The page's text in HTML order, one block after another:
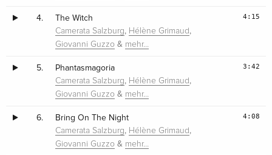
4. The Witch
Camerata Salzburg, Hélène Grimaud,
Giovanni Guzzo & mehr…
4:15
5. Phantasmagoria
Camerata Salzburg, Hélène Grimaud,
Giovanni Guzzo & mehr…
3:42
6. Bring On The Night
Camerata Salzburg, Hélène Grimaud,
Giovanni Guzzo & mehr…
4:08